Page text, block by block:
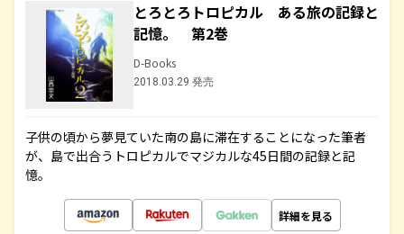
とろとろトロピカル ある旅の記録と
記憶。 第2巻
D-Books
2018.03.29 発売
子供の頃から夢見ていた南の島に滞在することになった筆者
が、島で出合うトロピカルでマジカルな45日間の記録と記
憶。
詳細を見る